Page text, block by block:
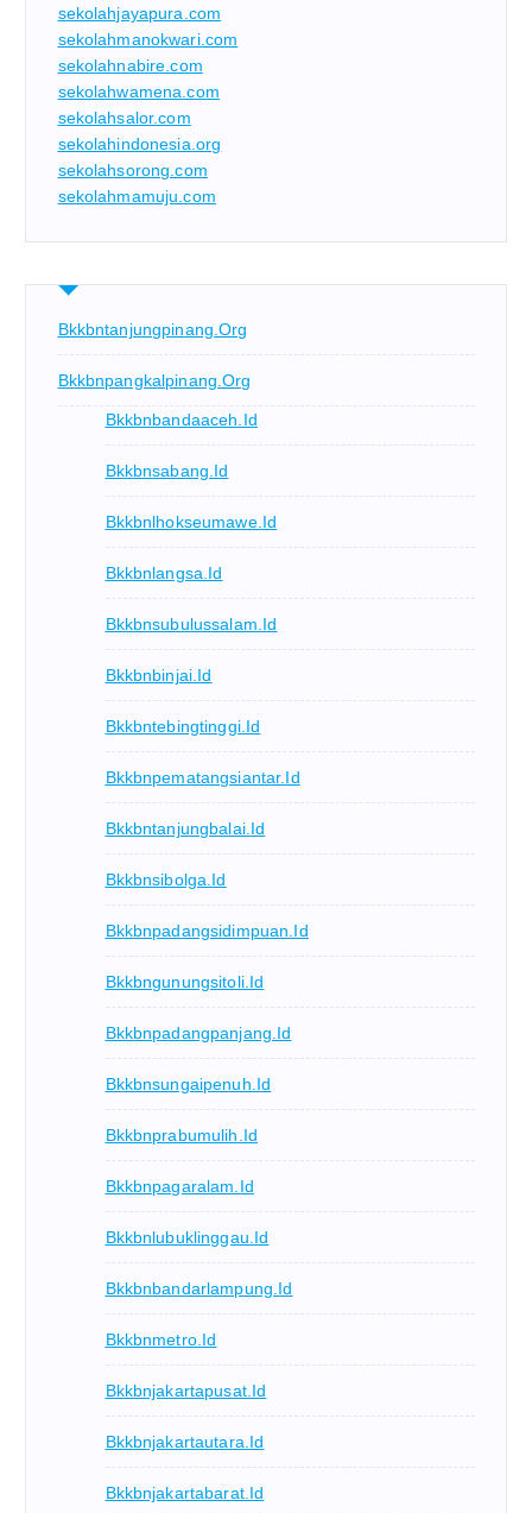
sekolahjayapura.com
sekolahmanokwari.com
sekolahnabire.com
sekolahwamena.com
sekolahsalor.com
sekolahindonesia.org
sekolahsorong.com
sekolahmamuju.com
Bkkbntanjungpinang.org
Bkkbnpangkalpinang.org
Bkkbnbandaaceh.id
Bkkbnsabang.id
Bkkbnlhokseumawe.id
Bkkbnlangsa.id
Bkkbnsubulussalam.id
Bkkbnbinjai.id
Bkkbntebingtinggi.id
Bkkbnpematangsiantar.id
Bkkbntanjungbalai.id
Bkkbnsibolga.id
Bkkbnpadangsidimpuan.id
Bkkbngunungsitoli.id
Bkkbnpadangpanjang.id
Bkkbnsungaipenuh.id
Bkkbnprabumulih.id
Bkkbnpagaralam.id
Bkkbnlubuklinggau.id
Bkkbnbandarlampung.id
Bkkbnmetro.id
Bkkbnjakartapusat.id
Bkkbnjakartautara.id
Bkkbnjakartabarat.id